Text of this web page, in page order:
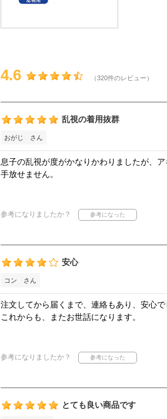
4.6 （320件のレビュー）
乱視の着用抜群
おがじ さん
息子の乱視が度がかなりかわりましたが、
手放せません。
参考になりましたか？
安心
コン さん
注文してから届くまで、連絡もあり、安心で
これからも、またお世話になります。
参考になりましたか？
とても良い商品です